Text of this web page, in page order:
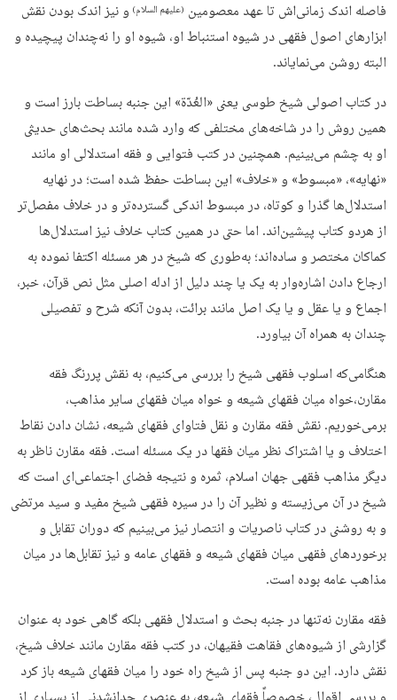
فاصله اندک زمانی‌اش تا عهد معصومین (علیهم السلام) و نیز اندک بودن نقش
ابزارهای اصول فقهی در شیوه استنباط او، شیوه او را نه‌چندان پیچیده و
البته روشن می‌نمایاند.
در کتاب اصولی شیخ طوسی یعنی «العُدّة» این جنبه بساطت بارز است و
همین روش را در شاخه‌های مختلفی که وارد شده مانند بحث‌های حدیثی
او به چشم می‌بینیم. همچنین در کتب فتوایی و فقه استدلالی او مانند
«نهایه»، «مبسوط» و «خلاف» این بساطت حفظ شده است؛ در نهایه
استدلال‌ها گذرا و کوتاه، در مبسوط اندکی گسترده‌تر و در خلاف مفصل‌تر
از هردو کتاب پیشین‌اند. اما حتی در همین کتاب خلاف نیز استدلال‌ها
کماکان مختصر و ساده‌اند؛ به‌طوری که شیخ در هر مسئله اکتفا نموده به
ارجاع دادن اشاره‌وار به یک یا چند دلیل از ادله اصلی مثل نص قرآن، خبر،
اجماع و یا عقل و یا یک اصل مانند برائت، بدون آنکه شرح و تفصیلی
چندان به همراه آن بیاورد.
هنگامی‌که اسلوب فقهی شیخ را بررسی می‌کنیم، به نقش پررنگ فقه
مقارن،خواه میان فقهای شیعه و خواه میان فقهای سایر مذاهب،
برمی‌خوریم. نقش فقه مقارن و نقل فتاوای فقهای شیعه، نشان دادن نقاط
اختلاف و یا اشتراک نظر میان فقها در یک مسئله است. فقه مقارن ناظر به
دیگر مذاهب فقهی جهان اسلام، ثمره و نتیجه فضای اجتماعی‌ای است که
شیخ در آن می‌زیسته و نظیر آن را در سیره فقهی شیخ مفید و سید مرتضی
و به روشنی در کتاب ناصریات و انتصار نیز می‌بینیم که دوران تقابل و
برخوردهای فقهی میان فقهای شیعه و فقهای عامه و نیز تقابل‌ها در میان
مذاهب عامه بوده است.
فقه مقارن نه‌تنها در جنبه بحث و استدلال فقهی بلکه گاهی خود به عنوان
گزارشی از شیوه‌های فقاهت فقیهان، در کتب فقه مقارن مانند خلاف شیخ،
نقش دارد. این دو جنبه پس از شیخ راه خود را میان فقهای شیعه باز کرد